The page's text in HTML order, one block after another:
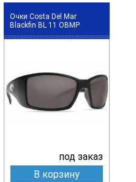
Очки Costa Del Mar
Blackfin BL 11 OBMP
под заказ
В корзину